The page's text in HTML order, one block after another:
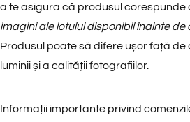
a te asigura că produsul corespunde
imagini ale lotului disponibil înainte
Produsul poate să difere ușor față de
luminii și a calității fotografiilor.
Informații importante privind